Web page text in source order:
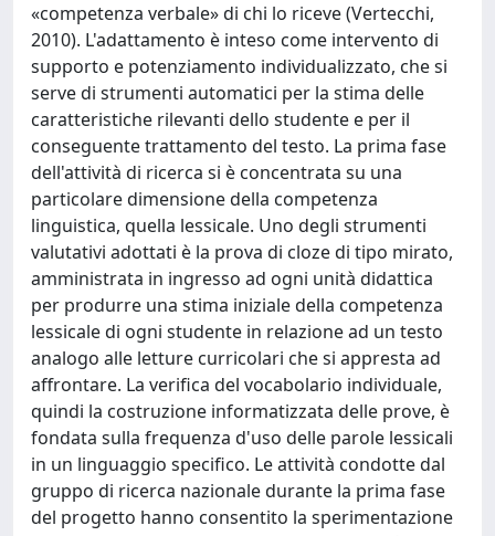
«competenza verbale» di chi lo riceve (Vertecchi,
2010). L'adattamento è inteso come intervento di
supporto e potenziamento individualizzato, che si
serve di strumenti automatici per la stima delle
caratteristiche rilevanti dello studente e per il
conseguente trattamento del testo. La prima fase
dell'attività di ricerca si è concentrata su una
particolare dimensione della competenza
linguistica, quella lessicale. Uno degli strumenti
valutativi adottati è la prova di cloze di tipo mirato,
amministrata in ingresso ad ogni unità didattica
per produrre una stima iniziale della competenza
lessicale di ogni studente in relazione ad un testo
analogo alle letture curricolari che si appresta ad
affrontare. La verifica del vocabolario individuale,
quindi la costruzione informatizzata delle prove, è
fondata sulla frequenza d'uso delle parole lessicali
in un linguaggio specifico. Le attività condotte dal
gruppo di ricerca nazionale durante la prima fase
del progetto hanno consentito la sperimentazione